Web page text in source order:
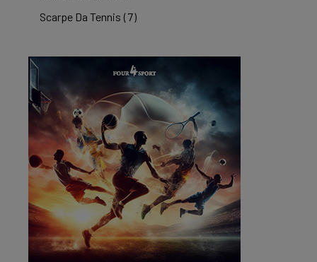
Scarpe Da Tennis (7)